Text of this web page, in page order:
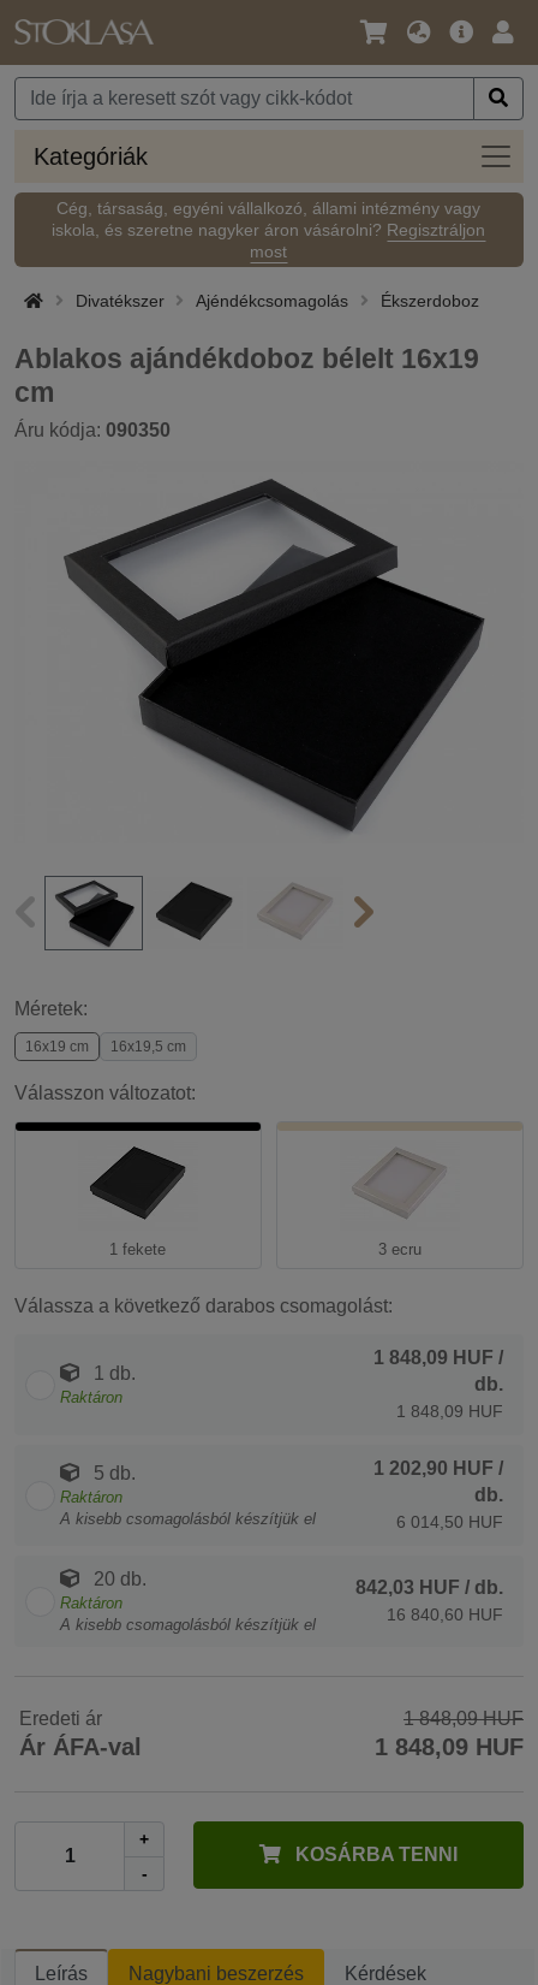
Nyelv
Pénznem
Fő
Kategóriák
Cég, társaság, egyéni vállalkozó, állami intézmény vagy
iskola, és szeretne nagyker áron vásárolni? Regisztráljon
most
Divatékszer Ajéndékcsomagolás Ékszerdoboz
Ablakos ajándékdoboz bélelt 16x19
cm
Áru kódja: 090350
Méretek:
16x19 cm 16x19,5 cm
Válasszon változatot:
1 fekete 3 ecru
Válassza a következő darabos csomagolást:
1 db.
Raktáron
1 848,09 HUF /
db.
1 848,09 HUF
5 db.
Raktáron
A kisebb csomagolásból készítjük el
1 202,90 HUF /
db.
6 014,50 HUF
20 db.
Raktáron
A kisebb csomagolásból készítjük el
842,03 HUF / db.
16 840,60 HUF
Eredeti ár 1 848,09 HUF
Ár ÁFA-val 1 848,09 HUF
+
-
KOSÁRBA TENNI
Leírás Nagybani beszerzés Kérdések